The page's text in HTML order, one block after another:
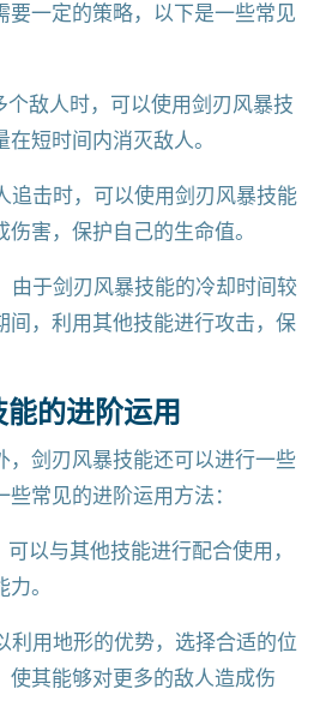
要一定的策略，以下是一些常见
个敌人时，可以使用剑刃风暴技
短时间内消灭敌人。
追击时，可以使用剑刃风暴技能
害，保护自己的生命值。
由于剑刃风暴技能的冷却时间较
间，利用其他技能进行攻击，保
的进阶运用
，剑刃风暴技能还可以进行一些
常见的进阶运用方法：
以与其他技能进行配合使用，
。
利用地形的优势，选择合适的位
使其能够对更多的敌人造成伤